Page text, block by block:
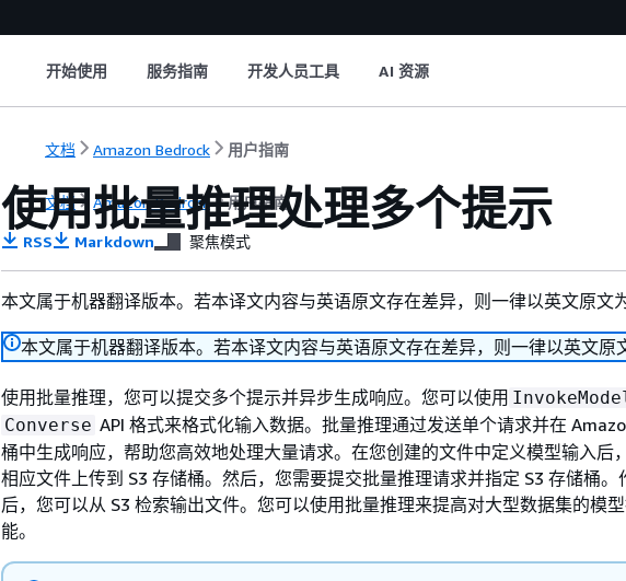
开始使用 服务指南 开发人员工具 AI 资源
文档 Amazon Bedrock 用户指南
文档 Amazon Bedrock 用户指南
使用批量推理处理多个提示
RSS Markdown 聚焦模式
本文属于机器翻译版本。若本译文内容与英语原文存在差异，则一律以英文原文
本文属于机器翻译版本。若本译文内容与英语原文存在差异，则一律以英文原
使用批量推理，您可以提交多个提示并异步生成响应。您可以使用
Converse API 格式来格式化输入数据。批量推理通过发送单个请求并在
桶中生成响应，帮助您高效地处理大量请求。在您创建的文件中定义模型输入后
相应文件上传到 S3 存储桶。然后，您需要提交批量推理请求并指定 S3 存储桶。
后，您可以从 S3 检索输出文件。您可以使用批量推理来提高对大型数据集的模
能。